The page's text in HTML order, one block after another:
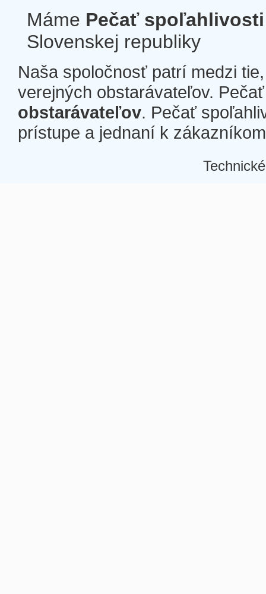
Máme Pečať spoľahlivosti
Slovenskej republiky
Naša spoločnosť patrí medzi
verejných obstarávateľov.
obstarávateľov. Pečať
prístupe a jednaní k